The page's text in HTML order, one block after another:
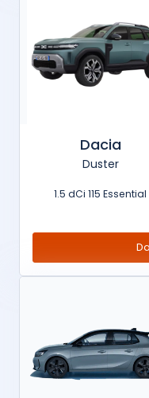
Dacia
Duster
1.5 dCi 115 Essential